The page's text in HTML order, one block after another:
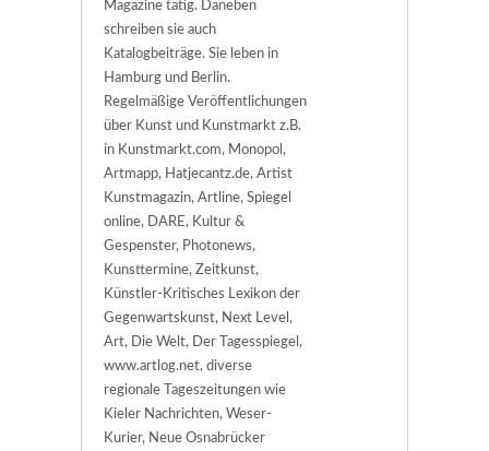
Magazine tätig. Daneben
schreiben sie auch
Katalogbeiträge. Sie leben in
Hamburg und Berlin.
Regelmäßige Veröffentlichungen
über Kunst und Kunstmarkt z.B.
in Kunstmarkt.com, Monopol,
Artmapp, Hatjecantz.de, Artist
Kunstmagazin, Artline, Spiegel
online, DARE, Kultur &
Gespenster, Photonews,
Kunsttermine, Zeitkunst,
Künstler-Kritisches Lexikon der
Gegenwartskunst, Next Level,
Art, Die Welt, Der Tagesspiegel,
www.artlog.net, diverse
regionale Tageszeitungen wie
Kieler Nachrichten, Weser-
Kurier, Neue Osnabrücker